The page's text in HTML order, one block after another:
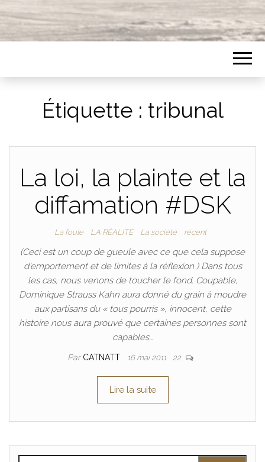
Étiquette : tribunal
La loi, la plainte et la
diffamation #DSK
La foule LA RÉALITÉ La société récent
(Ceci est un coup de gueule avec ce que cela suppose
d’emportement et de limites à la réflexion ) Dans tous
les cas, nous venons de toucher le fond. Coupable,
Dominique Strauss Kahn aura donné du grain à moudre
aux partisans du « tous pourris », innocent, cette
histoire nous aura prouvé que certaines personnes sont
capables…
Par CATNATT 16 mai 2011 22
Lire la suite